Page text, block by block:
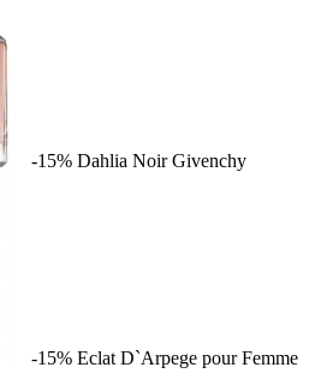
-15% Dahlia Noir Givenchy
-15% Eclat D`Arpege pour Femme